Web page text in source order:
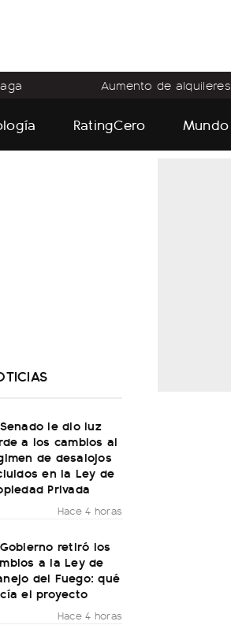
Aumento de alquileres
RatingCero Mundo
le dio luz
a los cambios al
de desalojos
en la Ley de
Privada
Hace 4 horas
retiró los
a la Ley de
del Fuego: qué
el proyecto
Hace 4 horas